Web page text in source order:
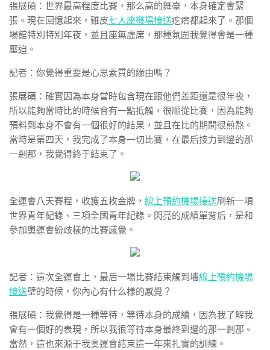
張展碩：世界最高程度比賽，那么高的舞臺，本身確定會緊
張。現在回憶起來，雞皮七人座機場接送疙瘩都起來了。那個
場館特別特別年夜，並且座無虛席，那種氛圍我覺得會是一種
壓迫。
記者：你覺得重要是心思素質的緣由嗎？
張展碩：確實因為本身當時包含現在跟他們差距還是很年夜，
所以能夠當時比的時候會有一點抵觸，很順從比賽，因為能夠
預料到本身不會有一個很好的結果，並且在比的期間很煎熬。
當時是第四天，我完成了本身一切比賽，在最后接力到邊的那
一剎那，我覺得終于結束了。
全運會八天賽程，收獲五枚金牌， 線上預約機場接送刷新一項
世界青年紀錄、三項全國青年紀錄。閃亮的成績單背后，是和
參加奧運會紛歧樣的比賽感覺。
記者：這次全運會上，最后一場比賽結束觸到墻線上預約機場
接送壁的時候，你內心有什么樣的感覺？
張展碩：我覺得是一種等待，等待本身的成績，因為我了解我
會有一個好的表現，所以我很等待本身最終到邊的那一剎那。
當然，這也來源于我奧運會結束這一年來扎實的訓練。